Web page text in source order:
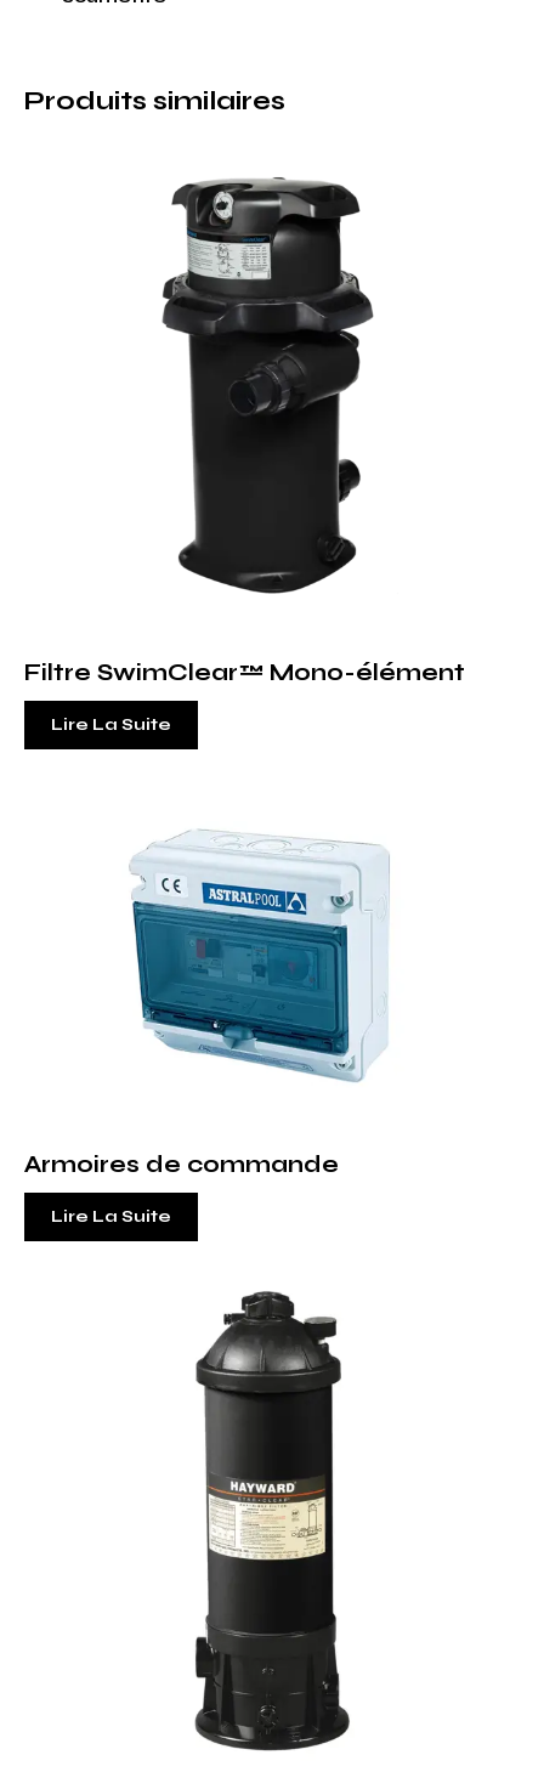
Produits similaires
Filtre SwimClear™ Mono-élément
Lire La Suite
Armoires de commande
Lire La Suite